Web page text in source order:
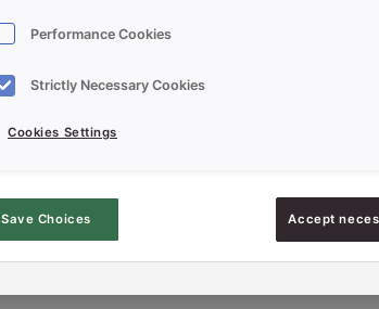
VEZELMAX is een
aan gezonde
Performance Cookies
Strictly Necessary Cookies
Cookies Settings
Save Choices Accept